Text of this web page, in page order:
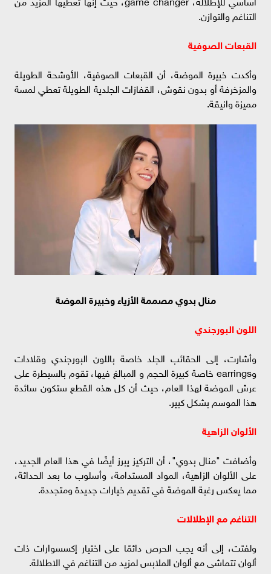
التناغم والتوازن.
القبعات الصوفية
وأكدت خبيرة الموضة، أن القبعات الصوفية، الأوشحة الطويلة
والمزخرفة أو بدون نقوش، القفازات الجلدية الطويلة تعطي لمسة
مميزة وانيقة.
منال بدوي مصممة الأزياء وخبيرة الموضة
اللون البورجندي
وأشارت، إلى الحقائب الجلد خاصة باللون البورجندي وقلادات
وearrings خاصة كبيرة الحجم و المبالغ فيها، تقوم بالسيطرة على
عرش الموضة لهذا العام، حيث أن كل هذه القطع ستكون سائدة
هذا الموسم بشكل كبير.
الألوان الزاهية
وأضافت "منال بدوي"، أن التركيز يبرز أيضًا في هذا العام الجديد،
على الألوان الزاهية، المواد المستدامة، وأسلوب ما بعد الحداثة،
مما يعكس رغبة الموضة في تقديم خيارات جديدة ومتجددة.
التناغم مع الإطلالات
ولفتت، إلى أنه يجب الحرص دائمًا على اختيار إكسسوارات ذات
ألوان تتماشى مع ألوان الملابس لمزيد من التناغم في الاطلالة.